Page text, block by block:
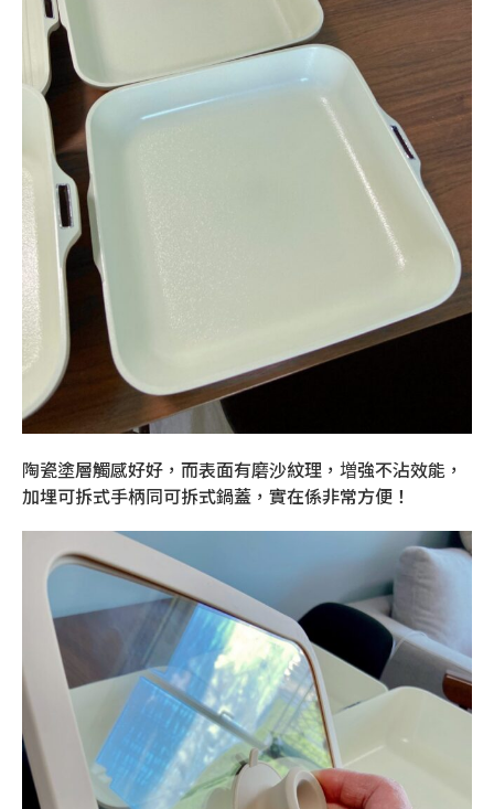
陶瓷塗層觸感好好，而表面有磨沙紋理，増強不沾效能，
加埋可拆式手柄同可拆式鍋蓋，實在係非常方便！